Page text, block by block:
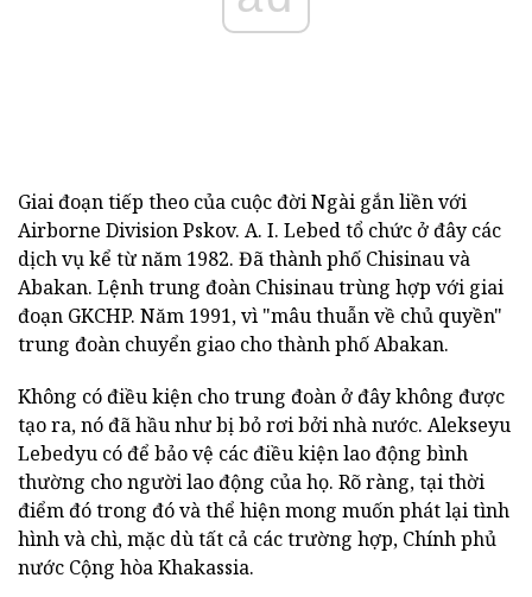
Giai đoạn tiếp theo của cuộc đời Ngài gắn liền với
Airborne Division Pskov. A. I. Lebed tổ chức ở đây các
dịch vụ kể từ năm 1982. Đã thành phố Chisinau và
Abakan. Lệnh trung đoàn Chisinau trùng hợp với giai
đoạn GKCHP. Năm 1991, vì "mâu thuẫn về chủ quyền"
trung đoàn chuyển giao cho thành phố Abakan.
Không có điều kiện cho trung đoàn ở đây không được
tạo ra, nó đã hầu như bị bỏ rơi bởi nhà nước. Alekseyu
Lebedyu có để bảo vệ các điều kiện lao động bình
thường cho người lao động của họ. Rõ ràng, tại thời
điểm đó trong đó và thể hiện mong muốn phát lại tình
hình và chì, mặc dù tất cả các trường hợp, Chính phủ
nước Cộng hòa Khakassia.